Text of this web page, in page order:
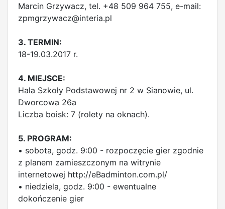
Marcin Grzywacz, tel. +48 509 964 755, e-mail:
zpmgrzywacz@interia.pl
3. TERMIN:
18-19.03.2017 r.
4. MIEJSCE:
Hala Szkoły Podstawowej nr 2 w Sianowie, ul.
Dworcowa 26a
Liczba boisk: 7 (rolety na oknach).
5. PROGRAM:
• sobota, godz. 9:00 - rozpoczęcie gier zgodnie
z planem zamieszczonym na witrynie
internetowej http://eBadminton.com.pl/
• niedziela, godz. 9:00 - ewentualne
dokończenie gier